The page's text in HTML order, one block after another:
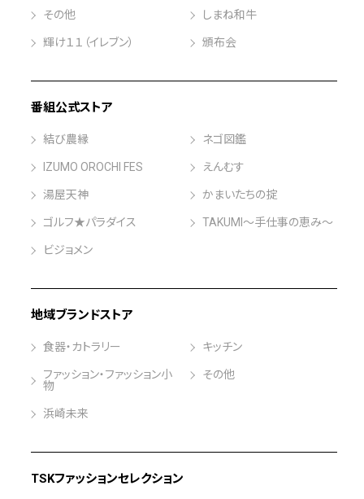
その他 しまね和牛
輝け１１（イレブン） 頒布会
番組公式ストア
結び農縁 ネゴ図鑑
IZUMO OROCHI FES えんむす
湯屋天神 かまいたちの掟
ゴルフ★パラダイス TAKUMI～手仕事の恵み～
ビジョメン
地域ブランドストア
食器・カトラリー キッチン
ファッション・ファッション小
物
その他
浜崎未来
TSKファッションセレクション